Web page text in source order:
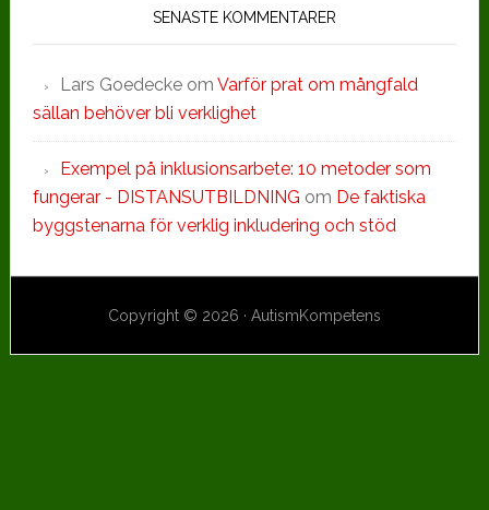
SENASTE KOMMENTARER
Lars Goedeckeom Varför prat om mångfald
sällan behöver bli verklighet
Exempel på inklusionsarbete: 10 metoder som
fungerar - DISTANSUTBILDNING om De faktiska
byggstenarna för verklig inkludering och stöd
Copyright © 2026 · AutismKompetens